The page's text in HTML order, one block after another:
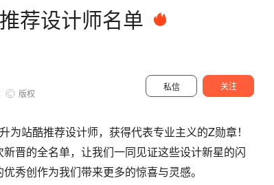
荐设计师名单
版权
私信 关注
站酷推荐设计师，获得代表专业主义的Z勋章！
晋的全名单，让我们一同见证这些设计新星的闪
秀创作为我们带来更多的惊喜与灵感。